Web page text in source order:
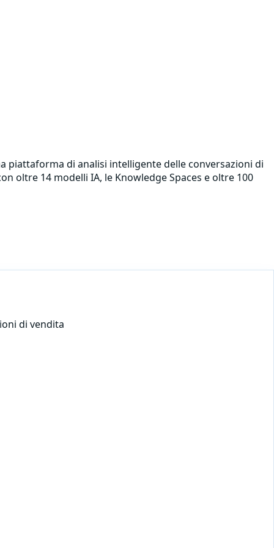
piattaforma di analisi intelligente delle conversazioni di
oltre 14 modelli IA, le Knowledge Spaces e oltre 100
di vendita